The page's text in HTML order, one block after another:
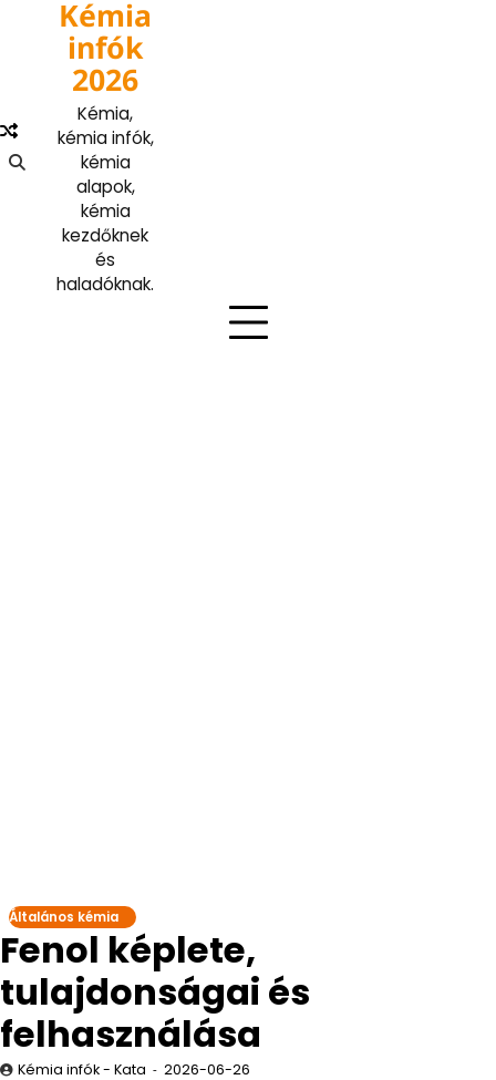
Kémia
infók
2026
Kémia,
kémia infók,
kémia
alapok,
kémia
kezdőknek
és
haladóknak.
Általános kémia
Fenol képlete,
tulajdonságai és
felhasználása
Kémia infók - Kata 2026-06-26